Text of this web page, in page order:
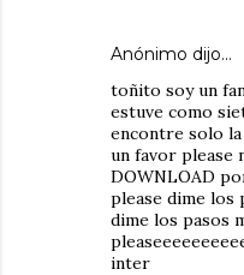
Anónimo dijo…
toñito soy un
estuve como
encontre solo la
un favor please
DOWNLOAD
please dime los
dime los pasos
inter